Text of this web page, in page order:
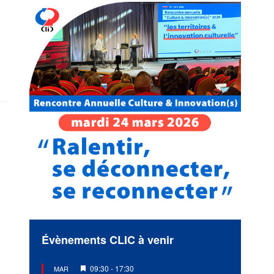
Évènements CLIC à venir
MAR
Mis
09:30 - 17:30